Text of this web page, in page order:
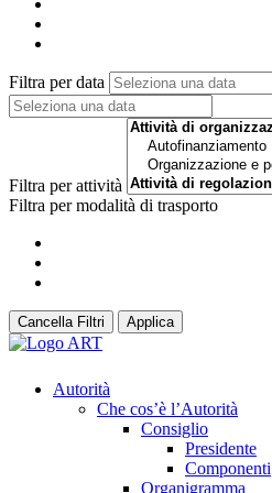
Filtra per data
Filtra per attività
Filtra per modalità di trasporto
Cancella Filtri Applica
Autorità
Che cos’è l’Autorità
Consiglio
Presidente
Componenti
Organigramma